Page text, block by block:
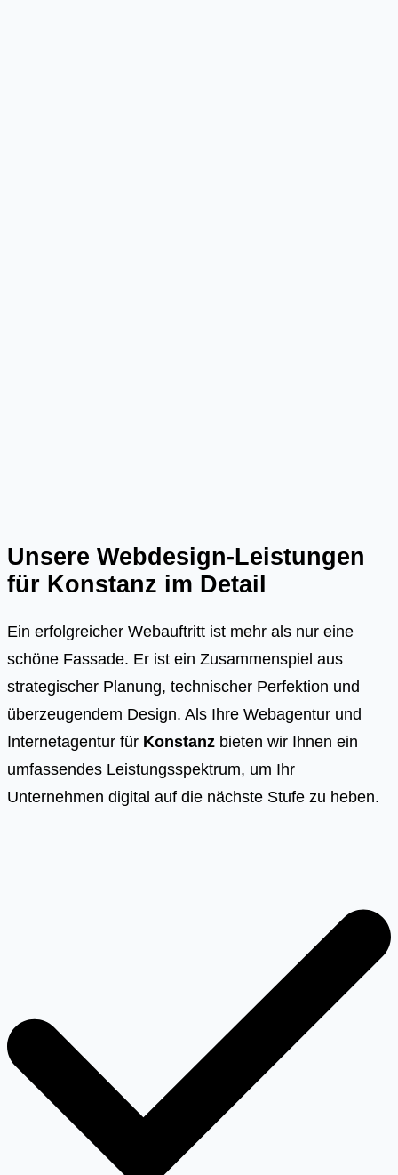
Unsere Webdesign-Leistungen
für Konstanz im Detail
Ein erfolgreicher Webauftritt ist mehr als nur eine
schöne Fassade. Er ist ein Zusammenspiel aus
strategischer Planung, technischer Perfektion und
überzeugendem Design. Als Ihre Webagentur und
Internetagentur für Konstanz bieten wir Ihnen ein
umfassendes Leistungsspektrum, um Ihr
Unternehmen digital auf die nächste Stufe zu heben.